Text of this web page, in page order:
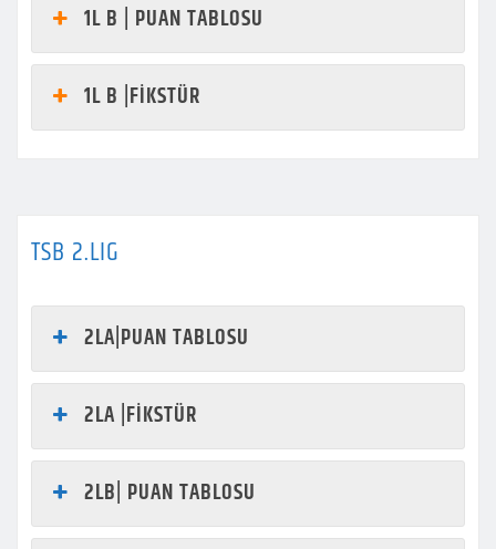
1L B | PUAN TABLOSU
1L B |FİKSTÜR
TSB 2.LIG
2LA|PUAN TABLOSU
2LA |FİKSTÜR
2LB| PUAN TABLOSU